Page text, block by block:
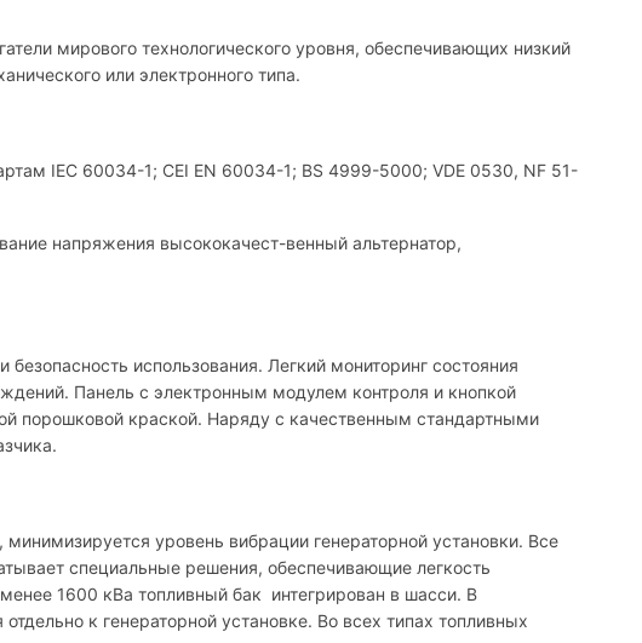
мирового технологического уровня, обеспечивающих низкий
или электронного типа.
IEC 60034-1; CEI EN 60034-1; BS 4999-5000; VDE 0530, NF 51-
напряжения высококачест-венный альтернатор,
использования. Легкий мониторинг состояния
Панель с электронным модулем контроля и кнопкой
порошковой краской. Наряду с качественным стандартными
уровень вибрации генераторной установки. Все
специальные решения, обеспечивающие легкость
1600 кВа топливный бак интегрирован в шасси. В
к генераторной установке. Во всех типах топливных